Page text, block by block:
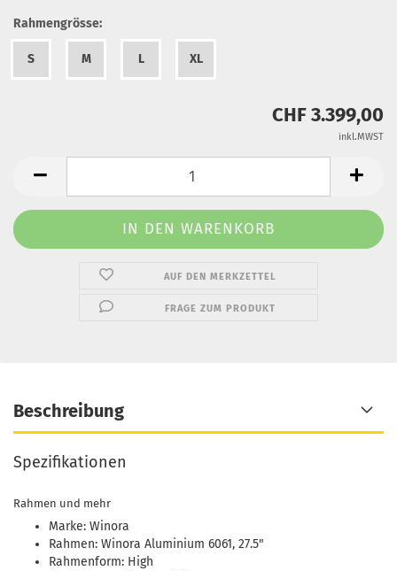
Rahmengrösse:
S M L XL
CHF 3.399,00
inkl.MWST
AUF DEN MERKZETTEL
FRAGE ZUM PRODUKT
Beschreibung
Spezifikationen
Rahmen und mehr
Marke: Winora
Rahmen: Winora Aluminium 6061, 27.5"
Rahmenform: High